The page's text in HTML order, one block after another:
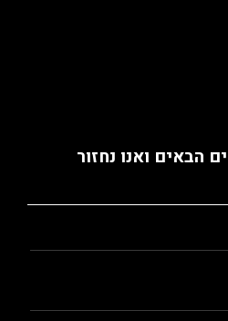
הבאים ואנו נחזור